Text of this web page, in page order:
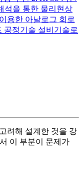
석을 통한 물리현상
용한 아날로그 회로
공정기술 설비기술로
려해 설계한 것을 강
이 부분이 문제가